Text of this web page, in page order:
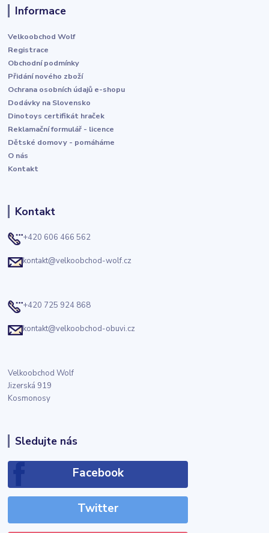
Informace
Velkoobchod Wolf
Registrace
Obchodní podmínky
Přidání nového zboží
Ochrana osobních údajů e-shopu
Dodávky na Slovensko
Dinotoys certifikát hraček
Reklamační formulář - licence
Dětské domovy - pomáháme
O nás
Kontakt
Kontakt
+420 606 466 562
kontakt@velkoobchod-wolf.cz
+420 725 924 868
kontakt@velkoobchod-obuvi.cz
Velkoobchod Wolf
Jizerská 919
Kosmonosy
Sledujte nás
Facebook
Twitter